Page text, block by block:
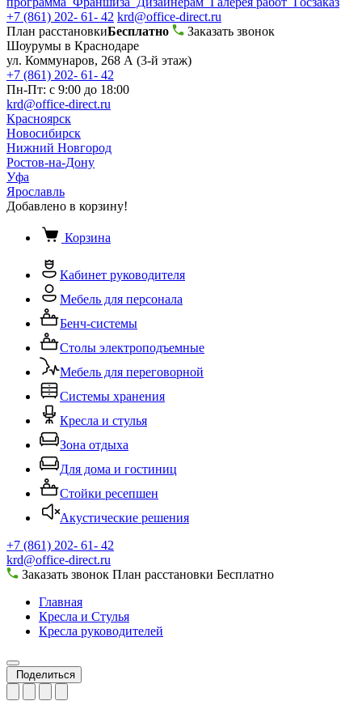
+7 (861) 202- 61- 42 krd@office-direct.ru
План расстановкиБесплатно
Заказать звонок
Шоурумы в Краснодаре
ул. Коммунаров, 268 А (3-й этаж)
+7 (861) 202- 61- 42
Пн-Пт: с 9:00 до 18:00
krd@office-direct.ru
Красноярск
Новосибирск
Нижний Новгород
Ростов-на-Дону
Уфа
Ярославль
Добавлено в корзину!
Корзина
Кабинет руководителя
Мебель для персонала
Бенч-системы
Столы электроподъемные
Мебель для переговорной
Системы хранения
Кресла и стулья
Зона отдыха
Для дома и гостиниц
Стойки ресепшен
Акустические решения
+7 (861) 202- 61- 42
krd@office-direct.ru
Заказать звонок План расстановки Бесплатно
Главная
Кресла и Стулья
Кресла руководителей
Поделиться